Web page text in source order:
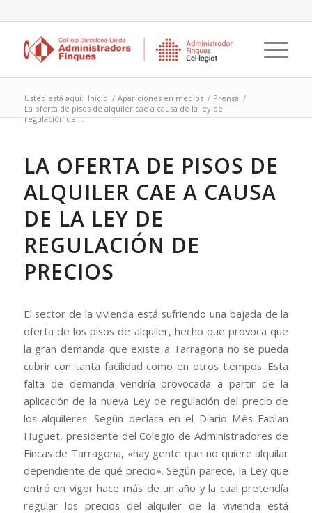
Usted está aquí: Inicio / Apariciones en medios / Prensa /
La oferta de pisos de alquiler cae a causa de la ley de
regulación de ...
LA OFERTA DE PISOS DE
ALQUILER CAE A CAUSA
DE LA LEY DE
REGULACIÓN DE
PRECIOS
El sector de la vivienda está sufriendo una bajada de la
oferta de los pisos de alquiler, hecho que provoca que
la gran demanda que existe a Tarragona no se pueda
cubrir con tanta facilidad como en otros tiempos. Esta
falta de demanda vendría provocada a partir de la
aplicación de la nueva Ley de regulación del precio de
los alquileres. Según declara en el Diario Més Fabian
Huguet, presidente del Colegio de Administradores de
Fincas de Tarragona, «hay gente que no quiere alquilar
dependiente de qué precio». Según parece, la Ley que
entró en vigor hace más de un año y la cual pretendía
regular los precios del alquiler de la vivienda está